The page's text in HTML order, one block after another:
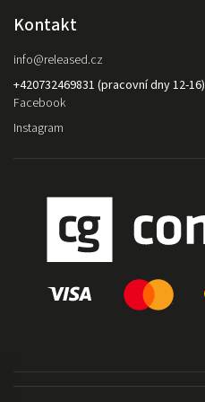
Kontakt
info@released.cz
+420732469831 (pracovní dny 12-16)
Facebook
Instagram